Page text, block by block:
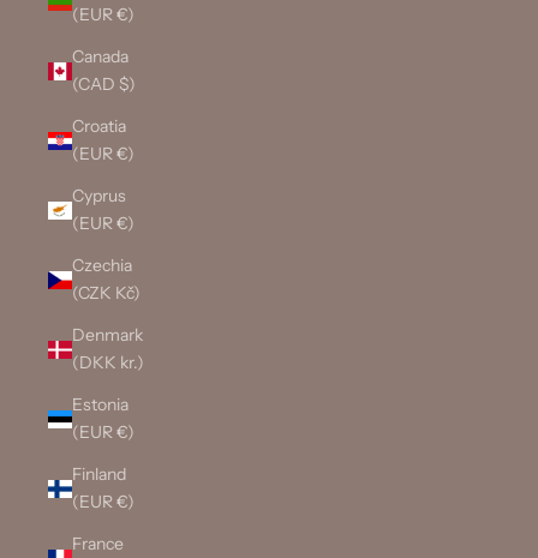
(EUR €)
Canada
(CAD $)
Croatia
(EUR €)
Cyprus
(EUR €)
Czechia
(CZK Kč)
Denmark
(DKK kr.)
Estonia
(EUR €)
Finland
(EUR €)
France